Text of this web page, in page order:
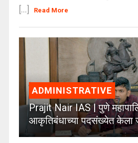
[...]
Read More
ADMINISTRATIVE
Prajit Nair IAS | पुणे
आकृतिबंधाच्या पदसंख्येत केला